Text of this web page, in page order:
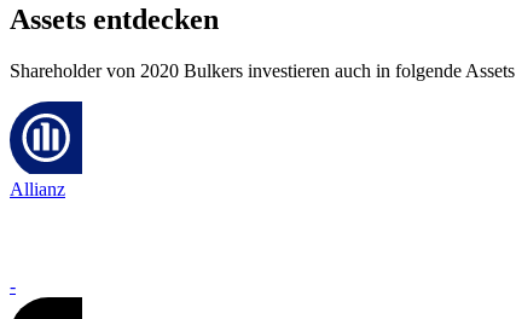
Assets entdecken
Shareholder von 2020 Bulkers investieren auch in folgende Assets
Allianz
-